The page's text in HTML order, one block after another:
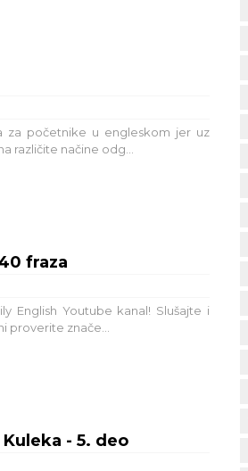
za početnike u engleskom jer uz
različite načine odg...
fraza
English Youtube kanal! Slušajte i
proverite znače...
- 5. deo